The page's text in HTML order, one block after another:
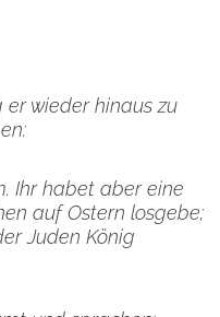
wieder hinaus zu
Ihr habet aber eine
auf Ostern losgebe;
Juden König